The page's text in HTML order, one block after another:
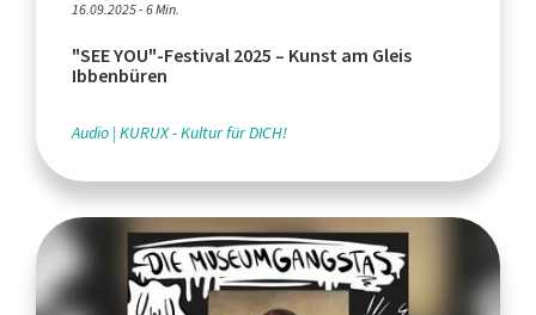
16.09.2025 - 6 Min.
"SEE YOU"-Festival 2025 – Kunst am Gleis
Ibbenbüren
Audio KURUX - Kultur für DICH!